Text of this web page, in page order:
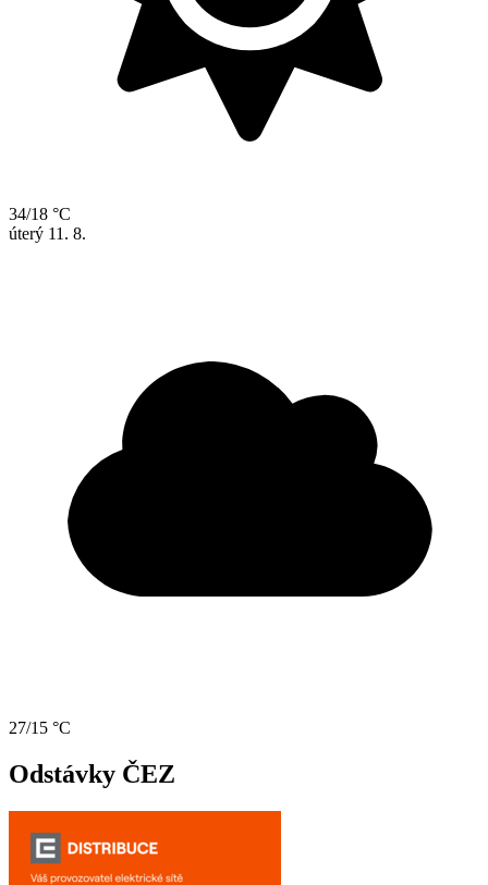
34/18 °C
úterý 11. 8.
27/15 °C
Odstávky ČEZ